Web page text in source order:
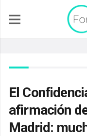
El
afirmación
Madrid: